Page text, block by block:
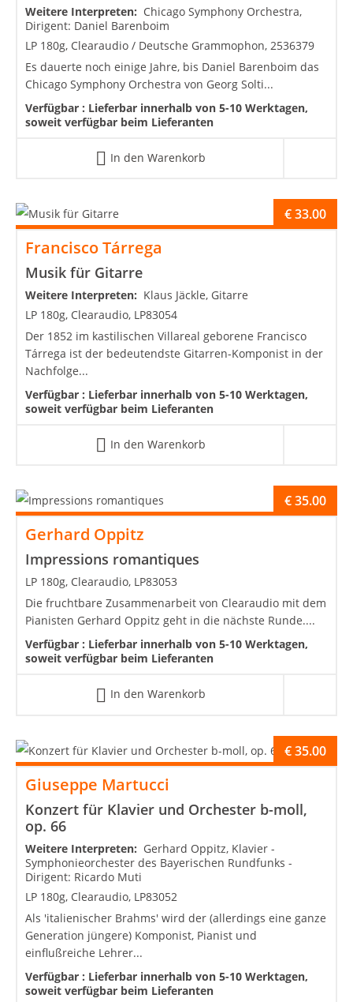
Weitere Interpreten: Chicago Symphony Orchestra,
Dirigent: Daniel Barenboim
LP 180g, Clearaudio / Deutsche Grammophon, 2536379
Es dauerte noch einige Jahre, bis Daniel Barenboim das
Chicago Symphony Orchestra von Georg Solti...
Verfügbar : Lieferbar innerhalb von 5-10 Werktagen,
soweit verfügbar beim Lieferanten
In den Warenkorb
Francisco Tárrega
Musik für Gitarre
€33.00
Weitere Interpreten: Klaus Jäckle, Gitarre
LP 180g, Clearaudio, LP83054
Der 1852 im kastilischen Villareal geborene Francisco
Tárrega ist der bedeutendste Gitarren-Komponist in der
Nachfolge...
Verfügbar : Lieferbar innerhalb von 5-10 Werktagen,
soweit verfügbar beim Lieferanten
In den Warenkorb
Gerhard Oppitz
Impressions romantiques
€35.00
LP 180g, Clearaudio, LP83053
Die fruchtbare Zusammenarbeit von Clearaudio mit dem
Pianisten Gerhard Oppitz geht in die nächste Runde....
Verfügbar : Lieferbar innerhalb von 5-10 Werktagen,
soweit verfügbar beim Lieferanten
In den Warenkorb
Giuseppe Martucci
Konzert für Klavier und Orchester b-moll,
op. 66
€35.00
Weitere Interpreten: Gerhard Oppitz, Klavier -
Symphonieorchester des Bayerischen Rundfunks -
Dirigent: Ricardo Muti
LP 180g, Clearaudio, LP83052
Als 'italienischer Brahms' wird der (allerdings eine ganze
Generation jüngere) Komponist, Pianist und
einflußreiche Lehrer...
Verfügbar : Lieferbar innerhalb von 5-10 Werktagen,
soweit verfügbar beim Lieferanten